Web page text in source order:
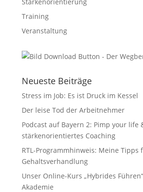
Training
Veranstaltung
Neueste Beiträge
Stress im Job: Es ist Druck im Kessel
Der leise Tod der Arbeitnehmer
Podcast auf Bayern 2: Pimp your life
stärkenorientiertes Coaching
RTL-Programmhinweis: Meine Tipps
Gehaltsverhandlung
Unser Online-Kurs „Hybrides
Akademie